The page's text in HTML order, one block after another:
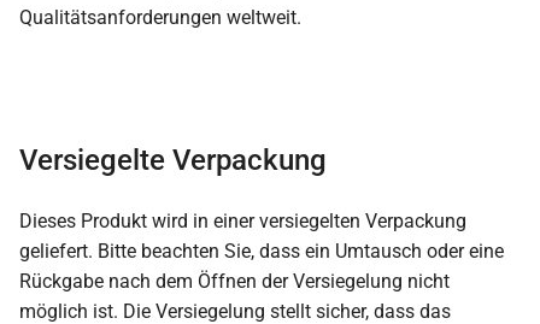
Qualitätsanforderungen weltweit.
Versiegelte Verpackung
Dieses Produkt wird in einer versiegelten Verpackung
geliefert. Bitte beachten Sie, dass ein Umtausch oder eine
Rückgabe nach dem Öffnen der Versiegelung nicht
möglich ist. Die Versiegelung stellt sicher, dass das